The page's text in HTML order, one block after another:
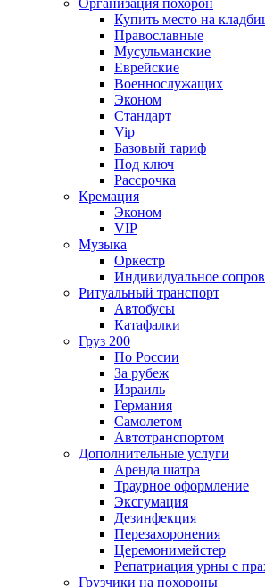
Организация похорон
Купить место на
Православные
Мусульманские
Еврейские
Военнослужащих
Эконом
Стандарт
Vip
Базовый тариф
Под ключ
Рассрочка
Кремация
Эконом
VIP
Музыка
Оркестр
Индивидуальное
Ритуальный транспорт
Автобусы
Катафалки
Груз 200
По России
За рубеж
Израиль
Германия
Самолетом
Автотранспортом
Дополнительные услуги
Аренда шатра
Траурное оформление
Эксгумация
Дезинфекция
Перезахоронения
Церемонимейстер
Репатриация урны с
Грузчики на похороны